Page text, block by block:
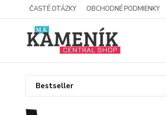
ČASTÉ OTÁZKY OBCHODNÉ PODMIENKY
Bestseller